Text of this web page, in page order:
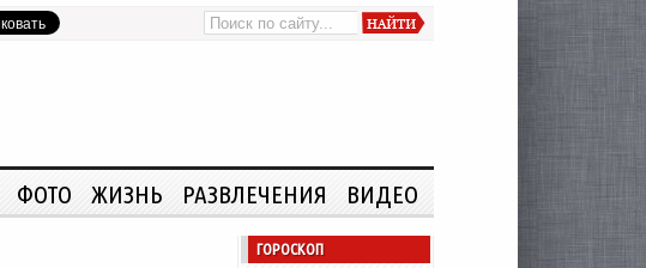
ФОТО ЖИЗНЬ РАЗВЛЕЧЕНИЯ ВИДЕО
ГОРОСКОП